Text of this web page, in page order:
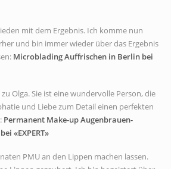
mit dem Ergebnis. Ich komme nun
und bin immer wieder über das Ergebnis
Microblading Auffrischen in Berlin bei
Olga. Sie ist eine wundervolle Person, die
und Liebe zum Detail einen perfekten
Permanent Make-up Augenbrauen-
«EXPERT»
PMU an den Lippen machen lassen.